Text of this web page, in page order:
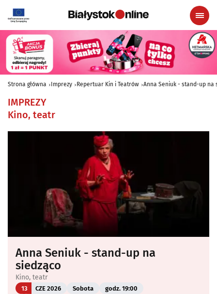
Strona główna Imprezy Repertuar Kin i Teatrów Anna Seniuk - stand-up na
IMPREZY
Kino, teatr
Anna Seniuk - stand-up na
siedząco
Kino, teatr
13 CZE 2026 Sobota godz. 19:00